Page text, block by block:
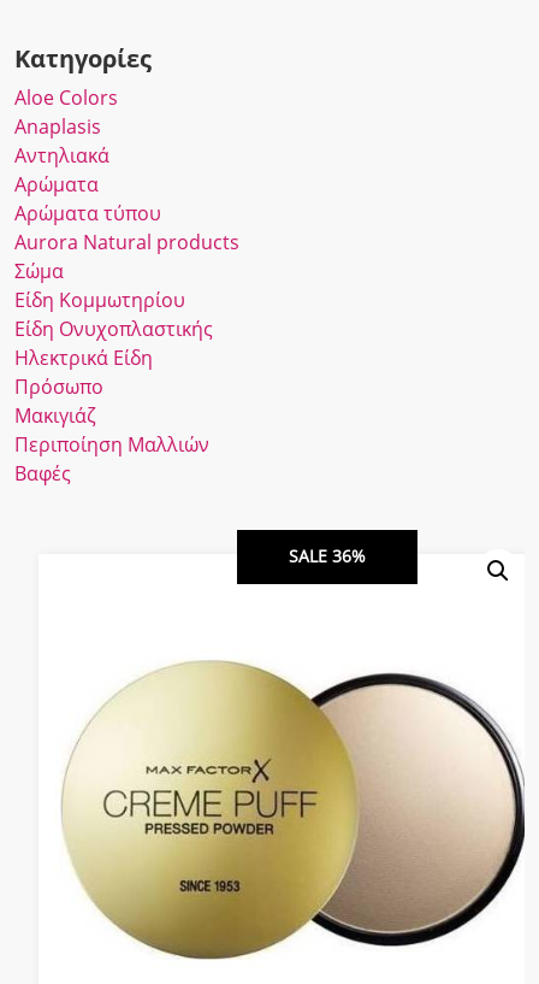
Κατηγορίες
Αloe Colors
Anaplasis
Αντηλιακά
Αρώματα
Αρώματα τύπου
Αurora Νatural products
Σώμα
Είδη Κομμωτηρίου
Είδη Ονυχοπλαστικής
Ηλεκτρικά Είδη
Πρόσωπο
Μακιγιάζ
Περιποίηση Μαλλιών
Βαφές
SALE 36%